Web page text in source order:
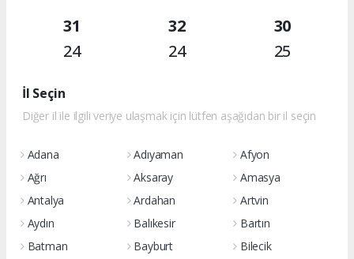
31
24
32
24
30
25
İl Seçin
Diğer il ile ilgili veriye ulaşmak için lütfen aşağıdan bir il seçin
Adana Adıyaman
Afyon
Ağrı
Aksaray
Amasya
Antalya
Ardahan
Artvin
Aydın
Balıkesir
Bartın
Batman
Bayburt
Bilecik